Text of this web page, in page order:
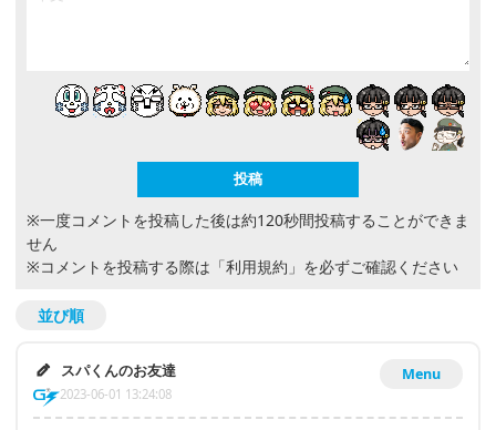
※一度コメントを投稿した後は約120秒間投稿することができま
せん
※コメントを投稿する際は 「利用規約」 を必ずご確認ください
並び順
Menu
スパくんのお友達
2023-06-01 13:24:08